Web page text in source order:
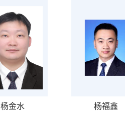
杨金水 杨福鑫